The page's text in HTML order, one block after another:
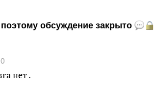
обсуждение закрыто
нет .